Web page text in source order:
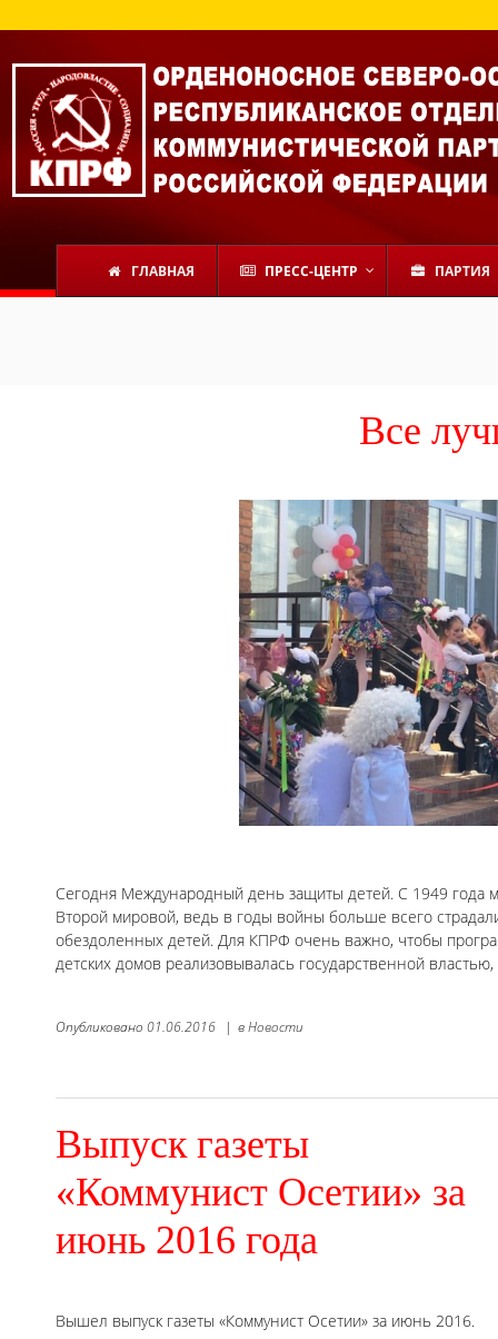
ГЛАВНАЯ ПРЕСС-ЦЕНТР ПАРТИЯ
Все
Сегодня Международный день защиты детей. С 1949 года
Второй мировой, ведь в годы войны больше всего
обездоленных детей. Для КПРФ очень важно, чтобы
детских домов реализовывалась государственной
Опубликовано 01.06.2016 | вНовости
Выпуск газеты
«Коммунист Осетии» за
июнь 2016 года
Вышел выпуск газеты «Коммунист Осетии» за июнь 2016.